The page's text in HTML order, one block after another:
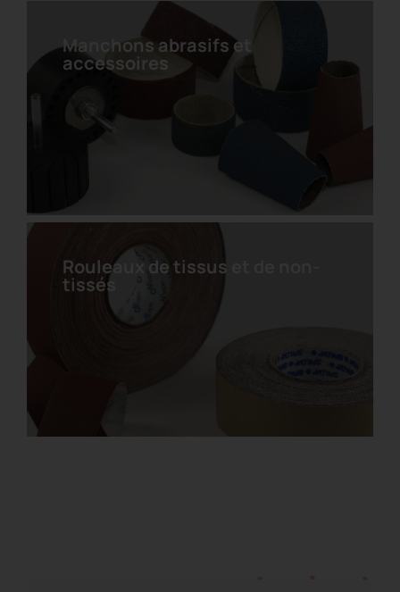
Bande de conditionnement de
surface avec trou
Manchons abrasifs et
accessoires
Rouleaux de tissus et de non-
tissés